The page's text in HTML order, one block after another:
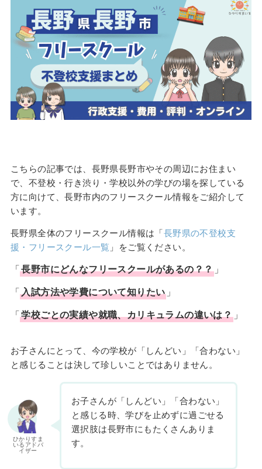
こちらの記事では、長野県長野市やその周辺にお住まい
で、不登校・行き渋り・学校以外の学びの場を探している
方に向けて、長野市内のフリースクール情報をご紹介して
います。
長野県全体のフリースクール情報は「長野県の不登校支
援・フリースクール一覧 」をご覧ください。
「長野市にどんなフリースクールがあるの？？ 」
「入試方法や学費について知りたい 」
「学校ごとの実績や就職、カリキュラムの違いは？ 」
お子さんにとって、今の学校が「しんどい」「合わない」
と感じることは決して珍しいことではありません。
ひかりすま
いるアドバ
イザー
お子さんが「しんどい」「合わない」
と感じる時、学びを止めずに過ごせる
選択肢は長野市にもたくさんありま
す。